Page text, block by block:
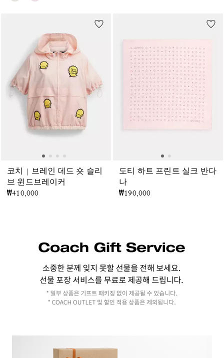
코치 | 브레인 데드 숏 슬리
브 윈드브레이커
₩410,000
도티 하트 프린트 실크 반다
나
₩190,000